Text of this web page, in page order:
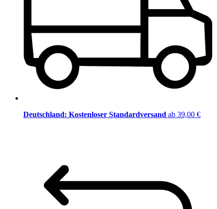
Deutschland: Kostenloser Standardversand ab 39,00 €